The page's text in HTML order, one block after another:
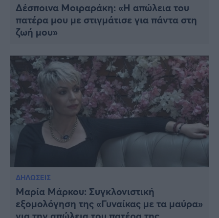
Δέσποινα Μοιραράκη: «Η απώλεια του
πατέρα μου με στιγμάτισε για πάντα στη
ζωή μου»
ΔΗΛΩΣΕΙΣ
Μαρία Μάρκου: Συγκλονιστική
εξομολόγηση της «Γυναίκας με τα μαύρα»